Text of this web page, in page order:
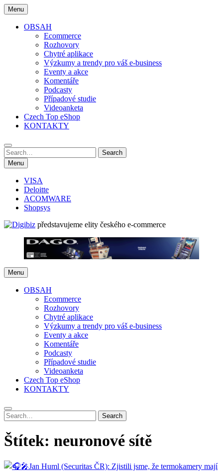
Skip
to
content
Menu
OBSAH
Ecommerce
Rozhovory
Chytré aplikace
Výzkumy a trendy pro váš e-business
Eventy a akce
Komentáře
Podcasty
Případové studie
Videoanketa
Czech Top eShop
KONTAKTY
Search
for:
Search
Menu
VISA
Deloitte
ACOMWARE
Shopsys
představujeme elity českého e-commerce
Menu
OBSAH
Ecommerce
Rozhovory
Chytré aplikace
Výzkumy a trendy pro váš e-business
Eventy a akce
Komentáře
Podcasty
Případové studie
Videoanketa
Czech Top eShop
KONTAKTY
Search
for:
Search
Štítek: neuronové sítě